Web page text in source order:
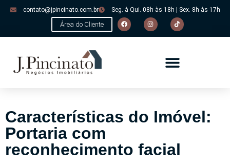
contato@jpincinato.com.br Seg. à Qui. 08h às 18h | Sex. 8h às 17h
Área do Cliente
Características do Imóvel:
Portaria com
reconhecimento facial